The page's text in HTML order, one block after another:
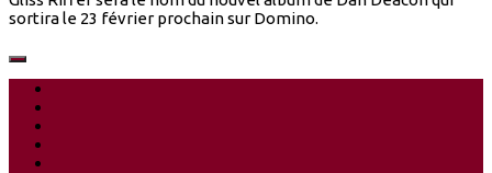
sortira le 23 février prochain sur Domino.